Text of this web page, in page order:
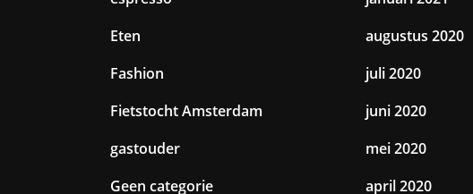
Eten
Fashion
Fietstocht Amsterdam
gastouder
Geen categorie
augustus 2020
juli 2020
juni 2020
mei 2020
april 2020